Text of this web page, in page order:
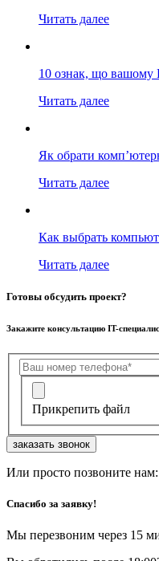
Читать далее
10 ознак, що вашому
Читать далее
Як обрати
Читать далее
Как выбрать
Читать далее
Готовы обсудить проект?
Закажите консультацию IT-
Прикрепить файл
заказать звонок
Или просто позвоните нам:
Спасибо за заявку!
Мы перезвоним через 15